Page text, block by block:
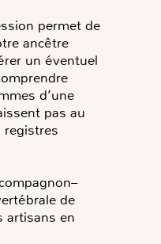
permet de
ancêtre
un éventuel
d’une
pas au
registres
de
artisans en